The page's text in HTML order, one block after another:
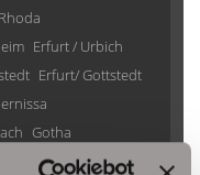
Erfurt / Urbich
Erfurt/ Gottstedt
Gotha
Ohrdruf Haina